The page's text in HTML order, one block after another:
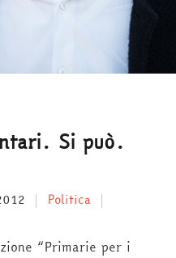
Si può.
Politica
“Primarie per i